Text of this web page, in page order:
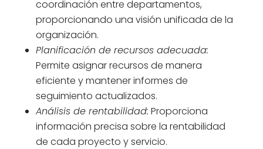
coordinación entre departamentos,
proporcionando una visión unificada de la
organización.
Planificación de recursos adecuada:
Permite asignar recursos de manera
eficiente y mantener informes de
seguimiento actualizados.
Análisis de rentabilidad: Proporciona
información precisa sobre la rentabilidad
de cada proyecto y servicio.